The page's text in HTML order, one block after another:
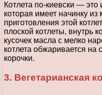
Котлета по-киевски —
которая имеет начинку
приготовления этой
плоской котлеты, внутрь
кусочек масла с мелко
котлета обжаривается на
корочки.
3. Вегетарианская